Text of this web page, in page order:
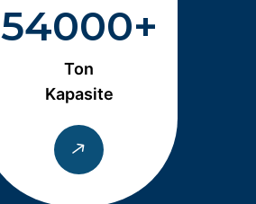
54000
Ton
Kapasite